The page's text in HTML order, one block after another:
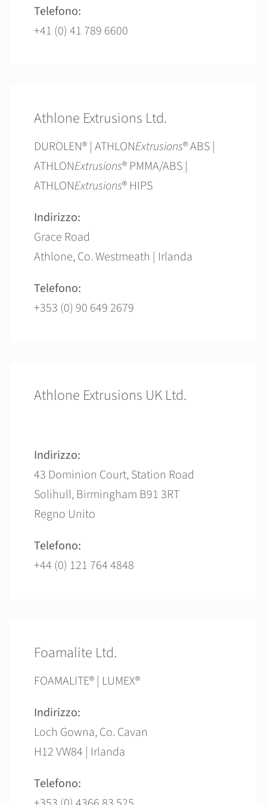
Telefono:
+41 (0) 41 789 6600
Athlone Extrusions Ltd.
DUROLEN® | ATHLONExtrusions® ABS |
ATHLONExtrusions® PMMA/ABS |
ATHLONExtrusions® HIPS
Indirizzo:
Grace Road
Athlone, Co. Westmeath | Irlanda
Telefono:
+353 (0) 90 649 2679
Athlone Extrusions UK Ltd.
Indirizzo:
43 Dominion Court, Station Road
Solihull, Birmingham B91 3RT
Regno Unito
Telefono:
+44 (0) 121 764 4848
Foamalite Ltd.
FOAMALITE® | LUMEX®
Indirizzo:
Loch Gowna, Co. Cavan
H12 VW84 | Irlanda
Telefono: